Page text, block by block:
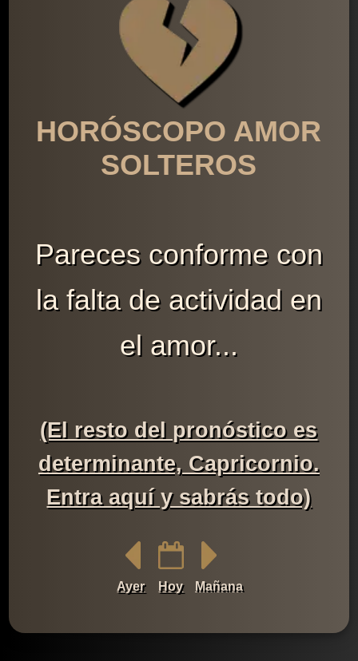
HORÓSCOPO AMOR
SOLTEROS
Pareces conforme con
la falta de actividad en
el amor...
(El resto del pronóstico es
determinante, Capricornio.
Entra aquí y sabrás todo)
Ayer Hoy Mañana